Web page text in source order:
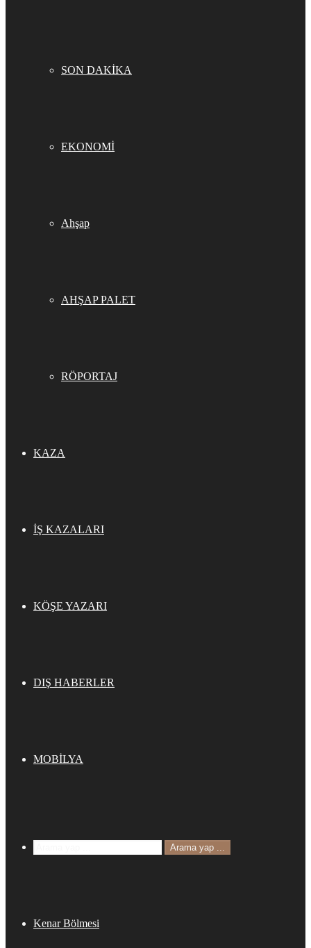
SON DAKİKA
EKONOMİ
Ahşap
AHŞAP PALET
RÖPORTAJ
KAZA
İŞ KAZALARI
KÖŞE YAZARI
DIŞ HABERLER
MOBİLYA
Arama yap ...
Kenar Bölmesi